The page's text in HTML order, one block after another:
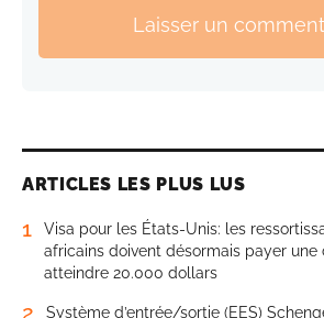
Laisser un
ARTICLES LES PLUS LUS
1
Visa pour les États-Unis: les
africains doivent désormais payer une
atteindre 20.000 dollars
2
Système d’entrée/sortie (EES)